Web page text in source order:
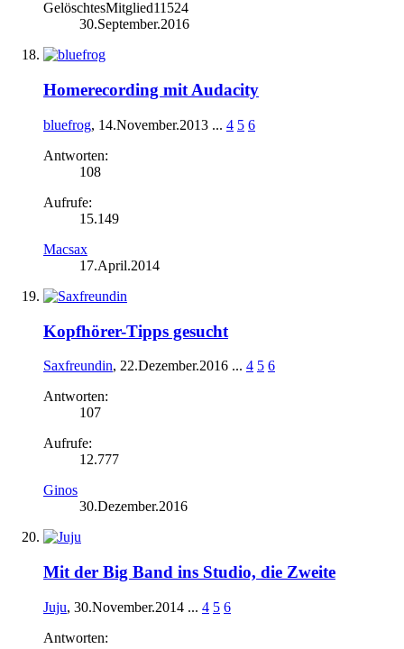
GelöschtesMitglied11524
30.September.2016
Homerecording mit Audacity
bluefrog, 14.November.2013 ... 4 5 6
Antworten:
108
Aufrufe:
15.149
Macsax
17.April.2014
Kopfhörer-Tipps gesucht
Saxfreundin, 22.Dezember.2016 ... 4 5 6
Antworten:
107
Aufrufe:
12.777
Ginos
30.Dezember.2016
Mit der Big Band ins Studio, die Zweite
Juju, 30.November.2014 ... 4 5 6
Antworten: